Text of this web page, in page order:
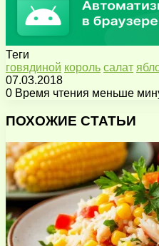
Теги
говядиной король салат
07.03.2018
0 Время чтения меньше
через
почту
ПОХОЖИЕ СТАТЬИ